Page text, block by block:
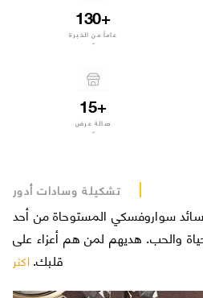
130+
عاماً من الخبرة
15+
صالة عرض
تشكيلة وسادات أدور
سواروفسكي المستوحاة من أحد
والحب. هديهم لمن هم أعزاء على
قلبك. اكثر